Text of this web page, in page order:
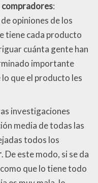
compradores:
opiniones de los
tiene cada producto
cuánta gente han
importante
que el producto les
investigaciones
media de todas las
todos los
. De este modo, si se da
que lo tiene todo